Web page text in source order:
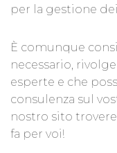
per la gestione
È comunque
necessario,
esperte e che
consulenza sul
nostro sito
fa per voi!